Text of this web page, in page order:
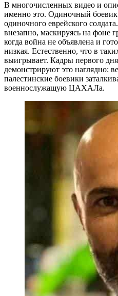
В многочисленных видео и
именно это. Одиночный
одиночного еврейского
внезапно, маскируясь на фоне
когда война не объявлена и
низкая. Естественно, что в
выигрывает. Кадры первого
демонстрируют это наглядно:
палестинские боевики
военнослужащую ЦАХАЛа.